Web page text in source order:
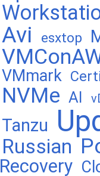
Avi
esxtop
VMmark
NVMe AI
Tanzu
Russian
Recovery